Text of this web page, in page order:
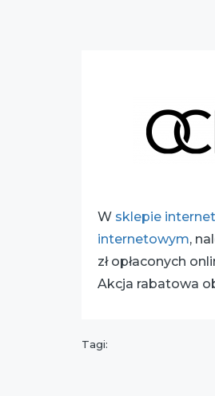
W sklepie
internetowym,
zł opłaconych
Akcja rabatowa
Tagi: